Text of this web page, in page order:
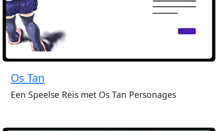
Os Tan
Een Speelse Reis met Os Tan Personages